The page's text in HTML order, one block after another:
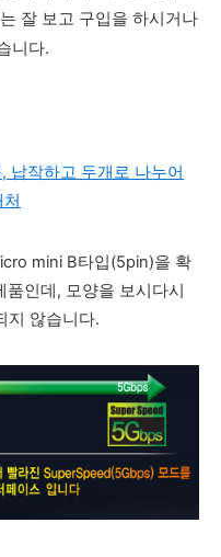
잘 보고 구입을 하시거나
니다.
납작하고 두개로 나누어
mini B타입(5pin)을 확
인데, 모양을 보시다시
지 않습니다.